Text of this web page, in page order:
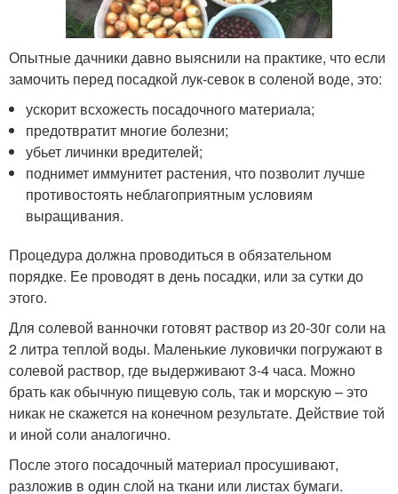
Опытные дачники давно выяснили на практике, что если
замочить перед посадкой лук-севок в соленой воде, это:
ускорит всхожесть посадочного материала;
предотвратит многие болезни;
убьет личинки вредителей;
поднимет иммунитет растения, что позволит лучше
противостоять неблагоприятным условиям
выращивания.
Процедура должна проводиться в обязательном
порядке. Ее проводят в день посадки, или за сутки до
этого.
Для солевой ванночки готовят раствор из 20-30г соли на
2 литра теплой воды. Маленькие луковички погружают в
солевой раствор, где выдерживают 3-4 часа. Можно
брать как обычную пищевую соль, так и морскую – это
никак не скажется на конечном результате. Действие той
и иной соли аналогично.
После этого посадочный материал просушивают,
разложив в один слой на ткани или листах бумаги.